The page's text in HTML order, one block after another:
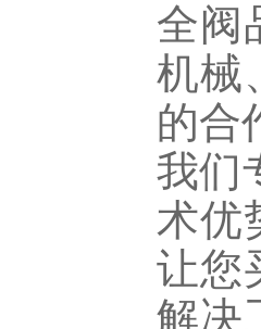
全阀
机械
的合
我们
术优
让您
解决